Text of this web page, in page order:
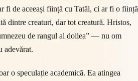
fi de aceeași ființă cu Tatăl, ci ar fi o ființă
dintre creaturi, dar tot creatură. Hristos,
de rangul al doilea” — nu om
adevărat.
o speculație academică. Ea atingea